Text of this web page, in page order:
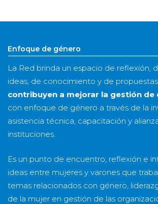
año
Enfoque de género
La Red brinda un espacio de reflexión,
ideas, de conocimiento y de
contribuyen a mejorar la gestión de
con enfoque de género a través de la
asistencia técnica, capacitación y
instituciones.
Es un punto de encuentro, reflexión e
ideas entre mujeres y varones que
temas relacionados con género,
de la mujer en gestión de las